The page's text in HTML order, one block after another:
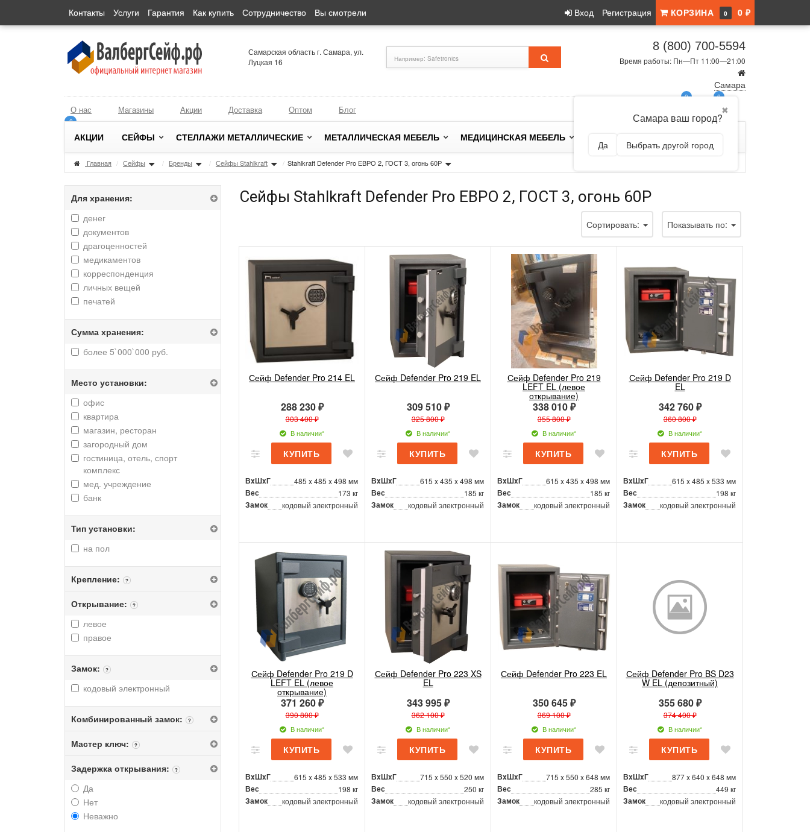
00
Контакты Услуги Гарантия Как купить Сотрудничество Вы смотрели Вход Регистрация КОРЗИНА 0 0 ₽
Самарская область г. Самара, ул.
Луцкая 16
8 (800) 700-5594
Время работы: Пн—Пт 11:00—21:00
Самара
✖
Самара ваш город?
Да Выбрать другой город
О нас Магазины Акции Доставка Оптом Блог
0 0
АКЦИИ СЕЙФЫ СТЕЛЛАЖИ МЕТАЛЛИЧЕСКИЕ МЕТАЛЛИЧЕСКАЯ МЕБЕЛЬ МЕДИЦИНСКАЯ МЕБЕЛЬ
Главная / Сейфы / Бренды / Сейфы Stahlkraft / Stahlkraft Defender Pro ЕВРО 2, ГОСТ 3, огонь 60Р
Для хранения:
денег
документов
драгоценностей
медикаментов
корреспонденция
личных вещей
печатей
Сумма хранения:
более 5`000`000 руб.
Место установки:
офис
квартира
магазин, ресторан
загородный дом
гостиница, отель, спорт
комплекс
мед. учреждение
банк
Тип установки:
на пол
Крепление: ?
Открывание: ?
левое
правое
Замок: ?
кодовый электронный
Комбинированный замок: ?
Мастер ключ: ?
Задержка открывания: ?
Да
Нет
Неважно
Сейфы Stahlkraft Defender Pro ЕВРО 2, ГОСТ 3, огонь 60Р
Сортировать: Показывать по:
Сейф Defender Pro 214 EL
288 230 ₽
303 400 ₽
В наличии*
ВxШxГ 485 x 485 x 498 мм
Вес 173 кг
Замок кодовый электронный
Сейф Defender Pro 219 EL
309 510 ₽
325 800 ₽
В наличии*
ВxШxГ 615 x 435 x 498 мм
Вес 185 кг
Замок кодовый электронный
Сейф Defender Pro 219
LEFT EL (левое
открывание)
338 010 ₽
355 800 ₽
В наличии*
ВxШxГ 615 x 435 x 498 мм
Вес 185 кг
Замок кодовый электронный
Сейф Defender Pro 219 D
EL
342 760 ₽
360 800 ₽
В наличии*
ВxШxГ 615 x 485 x 533 мм
Вес 198 кг
Замок кодовый электронный
Сейф Defender Pro 219 D
LEFT EL (левое
открывание)
371 260 ₽
390 800 ₽
В наличии*
ВxШxГ 615 x 485 x 533 мм
Вес 198 кг
Замок кодовый электронный
Сейф Defender Pro 223 XS
EL
343 995 ₽
362 100 ₽
В наличии*
ВxШxГ 715 x 550 x 520 мм
Вес 250 кг
Замок кодовый электронный
Сейф Defender Pro 223 EL
350 645 ₽
369 100 ₽
В наличии*
ВxШxГ 715 x 550 x 648 мм
Вес 285 кг
Замок кодовый электронный
Сейф Defender Pro BS D23
W EL (депозитный)
355 680 ₽
374 400 ₽
В наличии*
ВxШxГ 877 x 640 x 648 мм
Вес 449 кг
Замок кодовый электронный